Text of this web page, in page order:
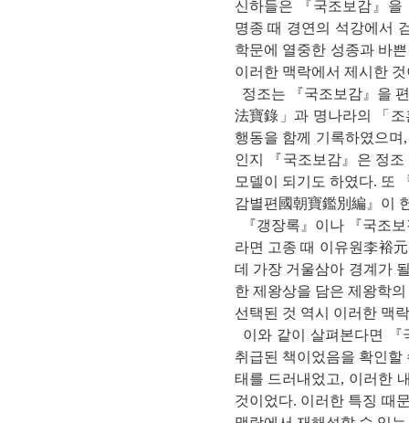
신하들은 『국조보감』을
명종 때 경연의 석강에서
학문에 열중한 성종과 바
이러한 맥락에서 제시한
정조는 『국조보감』을
法寶錄」과 명나라의 「
행동을 함께 기록하였으
인지 『국조보감』은 정
모델이 되기도 하였다. 또
감별편國朝寶鑑別編』이
『갱장록』이나 『국조
라면 고종 때 이유원李裕
데 가장 거울삼아 경계가
한 제왕상을 담은 제왕학
선택된 것 역시 이러한 맥
이와 같이 살펴본다면 『
취급된 책이었음을 확인할
태를 드러내었고, 이러한
것이었다. 이러한 특징 때